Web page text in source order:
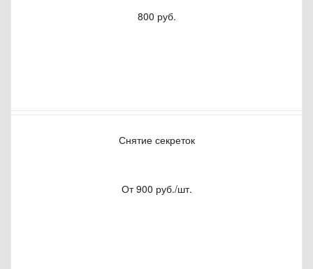
800 руб.
Снятие секреток
От 900 руб./шт.